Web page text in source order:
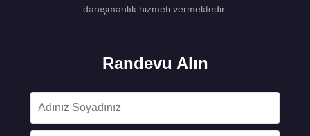
danışmanlık hizmeti vermektedir.
Randevu Alın